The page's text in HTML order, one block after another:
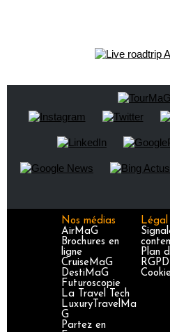
Nos médias
AirMaG
Brochures en
ligne
CruiseMaG
DestiMaG
Futuroscopie
La Travel Tech
LuxuryTravelMa
G
Partez en
Légal
Plan
RGPD